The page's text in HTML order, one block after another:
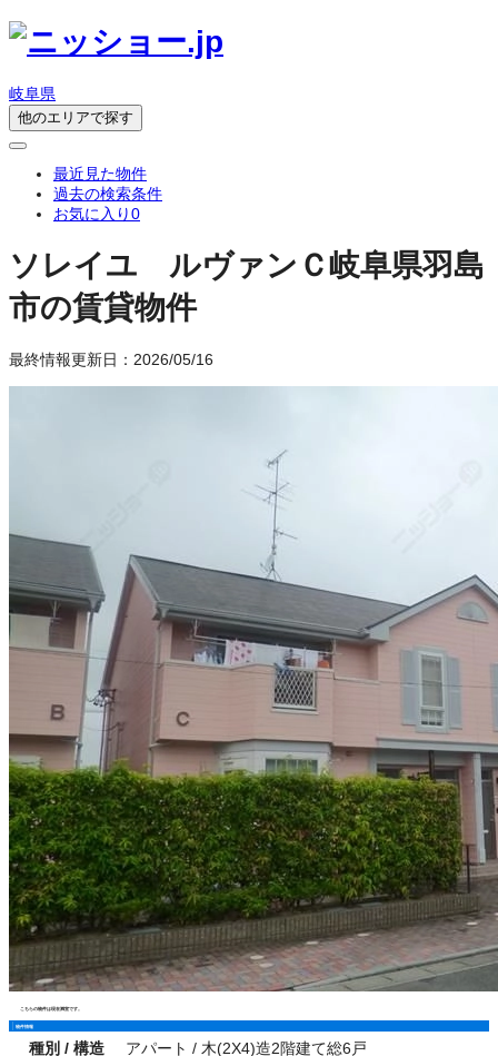
岐阜県
他のエリアで探す
最近見た物件
過去の検索条件
お気に入り0
ソレイユ ルヴァンＣ岐阜県羽島
市の賃貸物件
最終情報更新日：2026/05/16
こちらの物件は現在満室です。
物件情報
種別 / 構造 アパート / 木(2X4)造2階建て総6戸